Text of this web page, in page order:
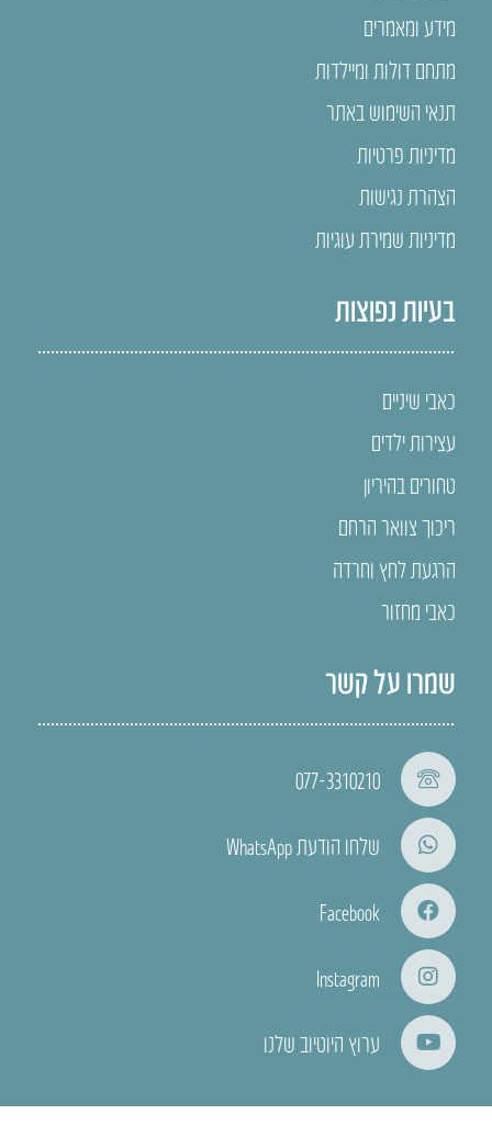
מידע ומאמרים
מתחם דולות ומיילדות
תנאי השימוש באתר
מדיניות פרטיות
הצהרת נגישות
מדיניות שמירת עוגיות
בעיות נפוצות
כאבי שיניים
עצירות ילדים
טחורים בהיריון
ריכוך צוואר הרחם
הרגעת לחץ וחרדה
כאבי מחזור
שמרו על קשר
077-3310210
שלחו הודעת WhatsApp
Facebook
Instagram
ערוץ היוטיוב שלנו